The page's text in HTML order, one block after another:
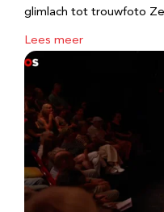
glimlach tot trouwfoto
Lees meer